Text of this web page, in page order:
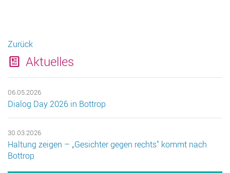
Zurück
Aktuelles
06.05.2026
Dialog Day 2026 in Bottrop
30.03.2026
Haltung zeigen – „Gesichter gegen rechts" kommt nach
Bottrop